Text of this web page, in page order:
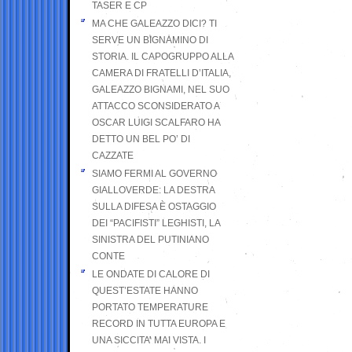
TASER E CP
MA CHE GALEAZZO DICI? TI
SERVE UN BIGNAMINO DI
STORIA. IL CAPOGRUPPO ALLA
CAMERA DI FRATELLI D’ITALIA,
GALEAZZO BIGNAMI, NEL SUO
ATTACCO SCONSIDERATO A
OSCAR LUIGI SCALFARO HA
DETTO UN BEL PO’ DI
CAZZATE
SIAMO FERMI AL GOVERNO
GIALLOVERDE: LA DESTRA
SULLA DIFESA È OSTAGGIO
DEI “PACIFISTI” LEGHISTI, LA
SINISTRA DEL PUTINIANO
CONTE
LE ONDATE DI CALORE DI
QUEST’ESTATE HANNO
PORTATO TEMPERATURE
RECORD IN TUTTA EUROPA E
UNA SICCITA’ MAI VISTA. I